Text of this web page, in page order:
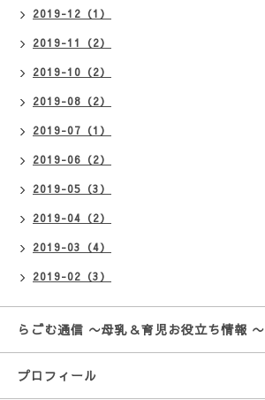
2019-12（1）
2019-11（2）
2019-10（2）
2019-08（2）
2019-07（1）
2019-06（2）
2019-05（3）
2019-04（2）
2019-03（4）
2019-02（3）
らごむ通信 〜母乳＆育児お役立ち情報 〜
プロフィール